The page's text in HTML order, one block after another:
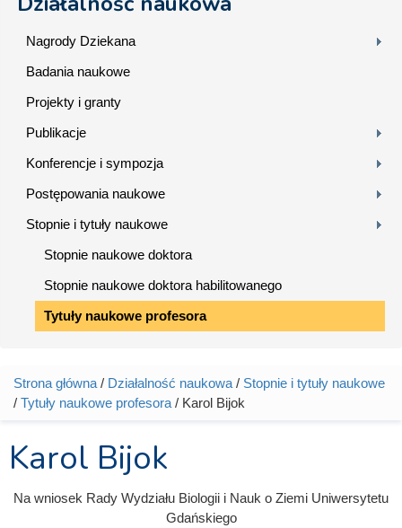
Nagrody Dziekana
Badania naukowe
Projekty i granty
Publikacje
Konferencje i sympozja
Postępowania naukowe
Stopnie i tytuły naukowe
Stopnie naukowe doktora
Stopnie naukowe doktora habilitowanego
Tytuły naukowe profesora
Jesteś tutaj
Strona główna / Działalność naukowa / Stopnie i tytuły naukowe
/ Tytuły naukowe profesora / Karol Bijok
Karol Bijok
Na wniosek Rady Wydziału Biologii i Nauk o Ziemi Uniwersytetu
Gdańskiego